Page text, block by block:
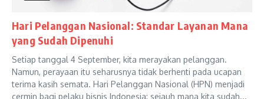
Hari Pelanggan Nasional: Standar Layanan Mana
yang Sudah Dipenuhi
Setiap tanggal 4 September, kita merayakan pelanggan.
Namun, perayaan itu seharusnya tidak berhenti pada ucapan
terima kasih semata. Hari Pelanggan Nasional (HPN) menjadi
cermin bagi pelaku bisnis Indonesia: sejauh mana kita sudah...